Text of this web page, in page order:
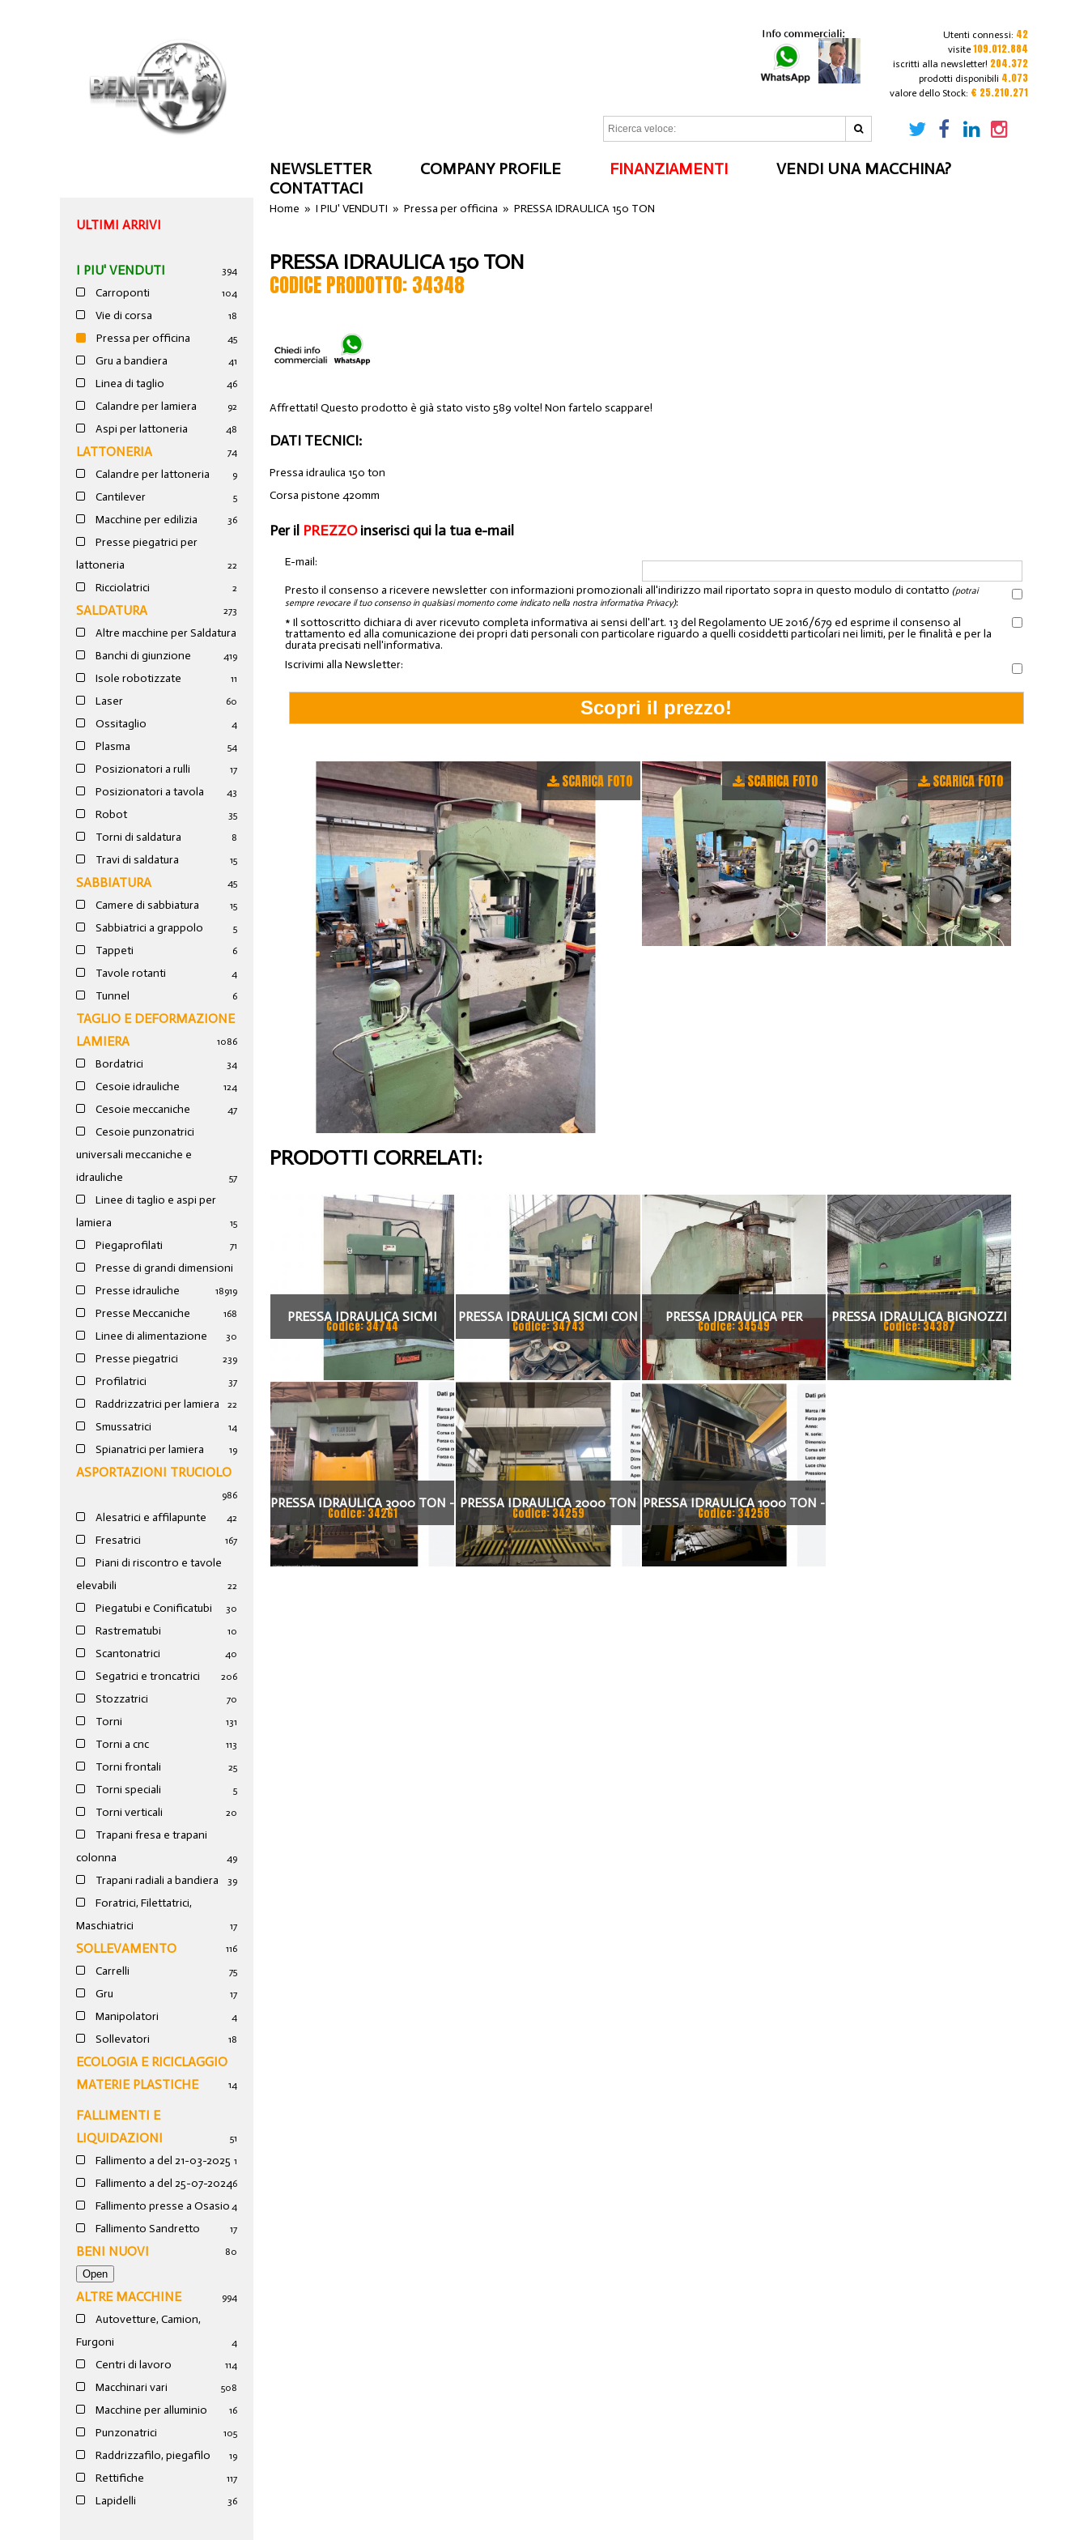
Utenti connessi: 42
visite 109.012.884
iscritti alla newsletter! 204.372
prodotti disponibili 4.073
valore dello Stock: € 25.210.271
NEWSLETTER COMPANY PROFILE FINANZIAMENTI
VENDI UNA MACCHINA?
CONTATTACI
ULTIMI ARRIVI
I PIU' VENDUTI 394
Carroponti 104
Vie di corsa 18
Pressa per officina 45
Gru a bandiera 41
Linea di taglio 46
Calandre per lamiera 92
Aspi per lattoneria 48
LATTONERIA 74
Calandre per lattoneria 9
Cantilever 5
Macchine per edilizia 36
Presse piegatrici per
lattoneria
22
Ricciolatrici 2
SALDATURA 273
Altre macchine per Saldatura
19
Banchi di giunzione 4
Isole robotizzate 11
Laser 60
Ossitaglio 4
Plasma 54
Posizionatori a rulli 17
Posizionatori a tavola 43
Robot 35
Torni di saldatura 8
Travi di saldatura 15
SABBIATURA 45
Camere di sabbiatura 15
Sabbiatrici a grappolo 5
Tappeti 6
Tavole rotanti 4
Tunnel 6
TAGLIO E DEFORMAZIONE
LAMIERA
1086
Bordatrici 34
Cesoie idrauliche 124
Cesoie meccaniche 47
Cesoie punzonatrici
universali meccaniche e
idrauliche
57
Linee di taglio e aspi per
lamiera
15
Piegaprofilati 71
Presse di grandi dimensioni
19
Presse idrauliche 189
Presse Meccaniche 168
Linee di alimentazione 30
Presse piegatrici 239
Profilatrici 37
Raddrizzatrici per lamiera 22
Smussatrici 14
Spianatrici per lamiera 19
ASPORTAZIONI TRUCIOLO
986
Alesatrici e affilapunte 42
Fresatrici 167
Piani di riscontro e tavole
elevabili
22
Piegatubi e Conificatubi 30
Rastrematubi 10
Scantonatrici 40
Segatrici e troncatrici 206
Stozzatrici 70
Torni 131
Torni a cnc 113
Torni frontali 25
Torni speciali 5
Torni verticali 20
Trapani fresa e trapani
colonna
49
Trapani radiali a bandiera 39
Foratrici, Filettatrici,
Maschiatrici
17
SOLLEVAMENTO 116
Carrelli 75
Gru 17
Manipolatori 4
Sollevatori 18
ECOLOGIA E RICICLAGGIO
MATERIE PLASTICHE
14
FALLIMENTI E
LIQUIDAZIONI
51
Fallimento a del 21-03-2025 1
Fallimento a del 25-07-20246
Fallimento presse a Osasio 4
Fallimento Sandretto 17
BENI NUOVI 80
ALTRE MACCHINE 994
Autovetture, Camion,
Furgoni
4
Centri di lavoro 114
Macchinari vari 508
Macchine per alluminio 16
Punzonatrici 105
Raddrizzafilo, piegafilo 19
Rettifiche 117
Lapidelli 36
Home »I PIU' VENDUTI »Pressa per officina »PRESSA IDRAULICA 150 TON
PRESSA IDRAULICA 150 TON
CODICE PRODOTTO: 34348
Affrettati! Questo prodotto è già stato visto 589 volte! Non fartelo scappare!
DATI TECNICI:
Pressa idraulica 150 ton
Corsa pistone 420mm
Per il PREZZOinserisci qui la tua e-mail
E-mail:
Presto il consenso a ricevere newsletter con informazioni promozionali all'indirizzo mail riportato sopra in questo modulo di contatto (potrai
sempre revocare il tuo consenso in qualsiasi momento come indicato nella nostra informativa Privacy):
* Il sottoscritto dichiara di aver ricevuto completa informativa ai sensi dell'art. 13 del Regolamento UE 2016/679 ed esprime il consenso al
trattamento ed alla comunicazione dei propri dati personali con particolare riguardo a quelli cosiddetti particolari nei limiti, per le finalità e per la
durata precisati nell'informativa.
Iscrivimi alla Newsletter:
SCARICA FOTO SCARICA FOTO SCARICA FOTO
PRODOTTI CORRELATI:
PRESSA IDRAULICA SICMI
PISTONE FISSO 70 TON
Codice: 34744
PRESSA IDRAULICA SICMI CON
PISTONE MOBILE 100 TON
Codice: 34743
PRESSA IDRAULICA PER
SAGOMARE GIGANT, TON 200
Codice: 34549
PRESSA IDRAULICA BIGNOZZI
160 TON
Codice: 34387
PRESSA IDRAULICA 3000 TON -
TIAN DUAN YTC34-3000
Codice: 34261
PRESSA IDRAULICA 2000 TON
- RAVNE PRESSES SH4-2000
Codice: 34259
PRESSA IDRAULICA 1000 TON -
DEES HD-1000
Codice: 34258